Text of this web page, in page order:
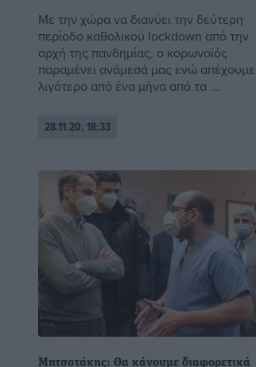
Με την χώρα να διανύει την δεύτερη
περίοδο καθολικού lockdown από την
αρχή της πανδημίας, ο κορωνοϊός
παραμένει ανάμεσά μας ενώ απέχουμε
λιγότερο από ένα μήνα από τα ...
28.11.20, 18:33
Μητσοτάκης: Θα κάνουμε διαφορετικά